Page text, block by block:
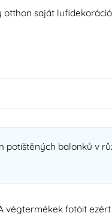
otthon saját
potištěných balonků v
végtermékek fotóit